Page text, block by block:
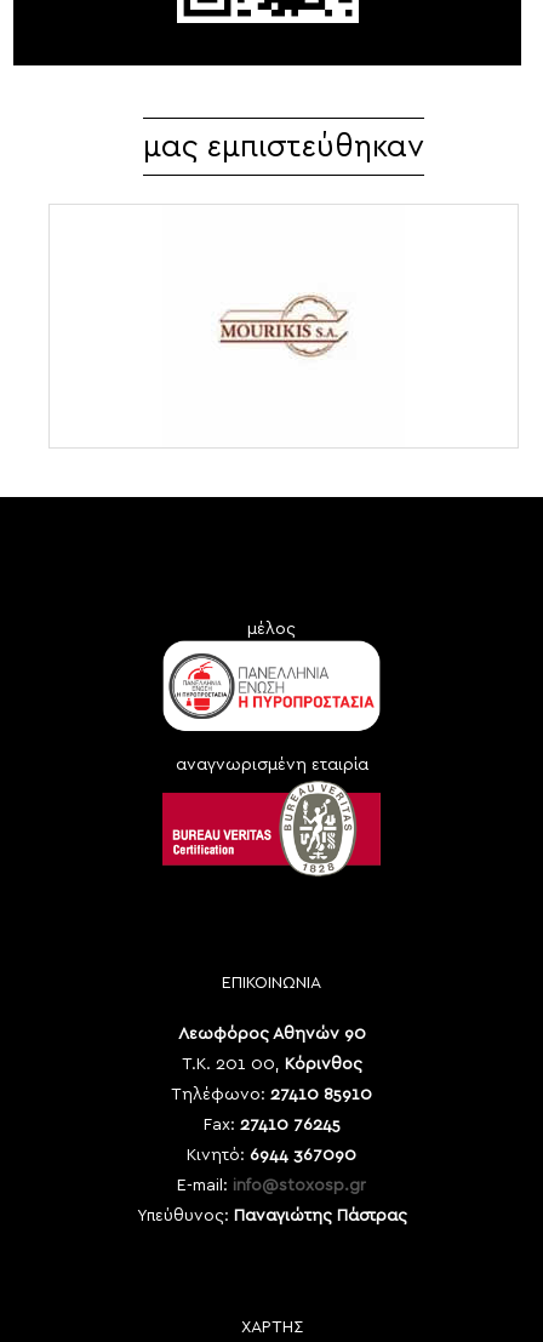
μας εμπιστεύθηκαν
μέλος
αναγνωρισμένη εταιρία
ΕΠΙΚΟΙΝΩΝΙΑ
Λεωφόρος Αθηνών 90
Τ.Κ. 201 00, Κόρινθος
Τηλέφωνο: 27410 85910
Fax: 27410 76245
Κινητό: 6944 367090
E-mail: info@stoxosp.gr
Υπεύθυνος: Παναγιώτης Πάστρας
ΧΑΡΤΗΣ